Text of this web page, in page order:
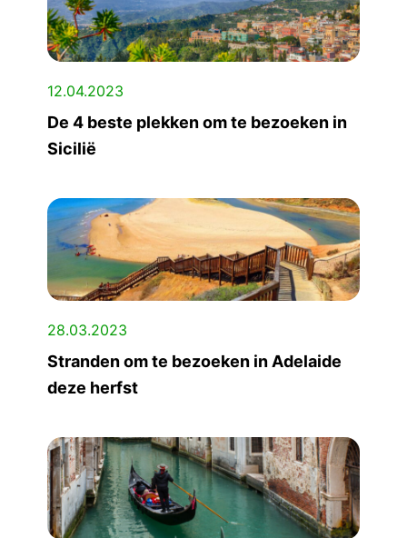
12.04.2023
De 4 beste plekken om te bezoeken in
Sicilië
28.03.2023
Stranden om te bezoeken in Adelaide
deze herfst